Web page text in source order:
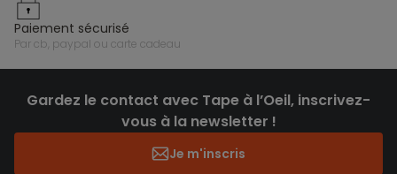
paiement sécurisé
par cb, paypal ou carte cadeau
Gardez le contact avec Tape à l’Oeil, inscrivez-
vous à la newsletter !
Je m'inscris